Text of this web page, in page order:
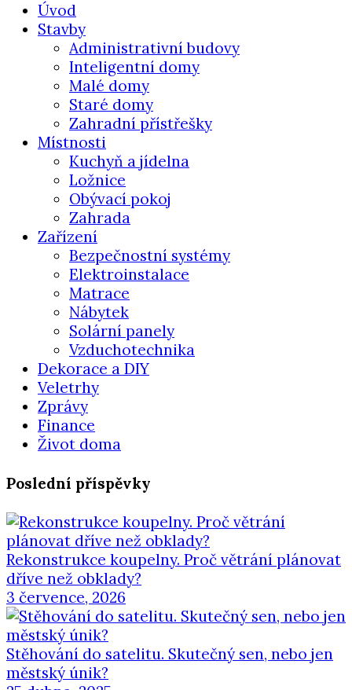
Úvod
Stavby
Administrativní budovy
Inteligentní domy
Malé domy
Staré domy
Zahradní přístřešky
Místnosti
Kuchyň a jídelna
Ložnice
Obývací pokoj
Zahrada
Zařízení
Bezpečnostní systémy
Elektroinstalace
Matrace
Nábytek
Solární panely
Vzduchotechnika
Dekorace a DIY
Veletrhy
Zprávy
Finance
Život doma
Poslední příspěvky
Rekonstrukce koupelny. Proč větrání plánovat
dříve než obklady?
3 července, 2026
Stěhování do satelitu. Skutečný sen, nebo jen
městský únik?